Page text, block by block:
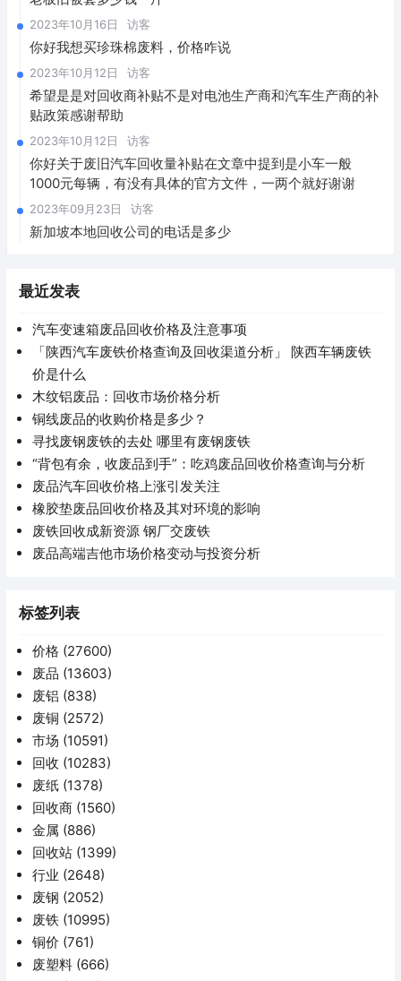
2023年10月16日 访客
你好我想买珍珠棉废料，价格咋说
2023年10月12日 访客
希望是是对回收商补贴不是对电池生产商和汽车生产商的补
贴政策感谢帮助
2023年10月12日 访客
你好关于废旧汽车回收量补贴在文章中提到是小车一般
1000元每辆，有没有具体的官方文件，一两个就好谢谢
2023年09月23日 访客
新加坡本地回收公司的电话是多少
最近发表
汽车变速箱废品回收价格及注意事项
「陕西汽车废铁价格查询及回收渠道分析」 陕西车辆废铁
价是什么
木纹铝废品：回收市场价格分析
铜线废品的收购价格是多少？
寻找废钢废铁的去处 哪里有废钢废铁
“背包有余，收废品到手”：吃鸡废品回收价格查询与分析
废品汽车回收价格上涨引发关注
橡胶垫废品回收价格及其对环境的影响
废铁回收成新资源 钢厂交废铁
废品高端吉他市场价格变动与投资分析
标签列表
价格 (27600)
废品 (13603)
废铝 (838)
废铜 (2572)
市场 (10591)
回收 (10283)
废纸 (1378)
回收商 (1560)
金属 (886)
回收站 (1399)
行业 (2648)
废钢 (2052)
废铁 (10995)
铜价 (761)
废塑料 (666)